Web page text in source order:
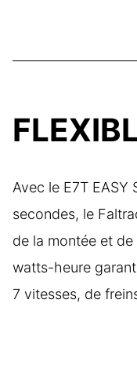
Avec le E7T
secondes, le
de la montée et
watts-heure
7 vitesses, de